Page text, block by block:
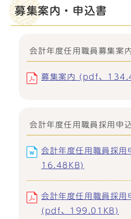
募集案内・申込書
会計年度任用職員募集案
募集案内 (pdf、
会計年度任用職員採用申
会計年度任用職員採
16.48KB)
会計年度任用職員採用
(pdf、199.01KB)